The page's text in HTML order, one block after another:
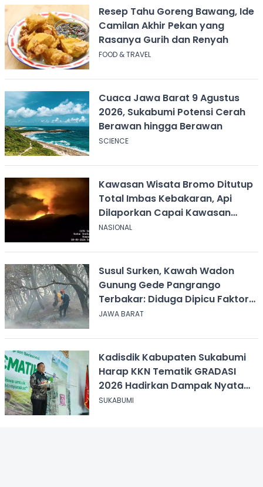
Resep Tahu Goreng Bawang, Ide
Camilan Akhir Pekan yang
Rasanya Gurih dan Renyah
FOOD & TRAVEL
Cuaca Jawa Barat 9 Agustus
2026, Sukabumi Potensi Cerah
Berawan hingga Berawan
SCIENCE
Kawasan Wisata Bromo Ditutup
Total Imbas Kebakaran, Api
Dilaporkan Capai Kawasan
Sabana
NASIONAL
Susul Surken, Kawah Wadon
Gunung Gede Pangrango
Terbakar: Diduga Dipicu Faktor
Alam
JAWA BARAT
Kadisdik Kabupaten Sukabumi
Harap KKN Tematik GRADASI
2026 Hadirkan Dampak Nyata
bagi Masyarakat
SUKABUMI